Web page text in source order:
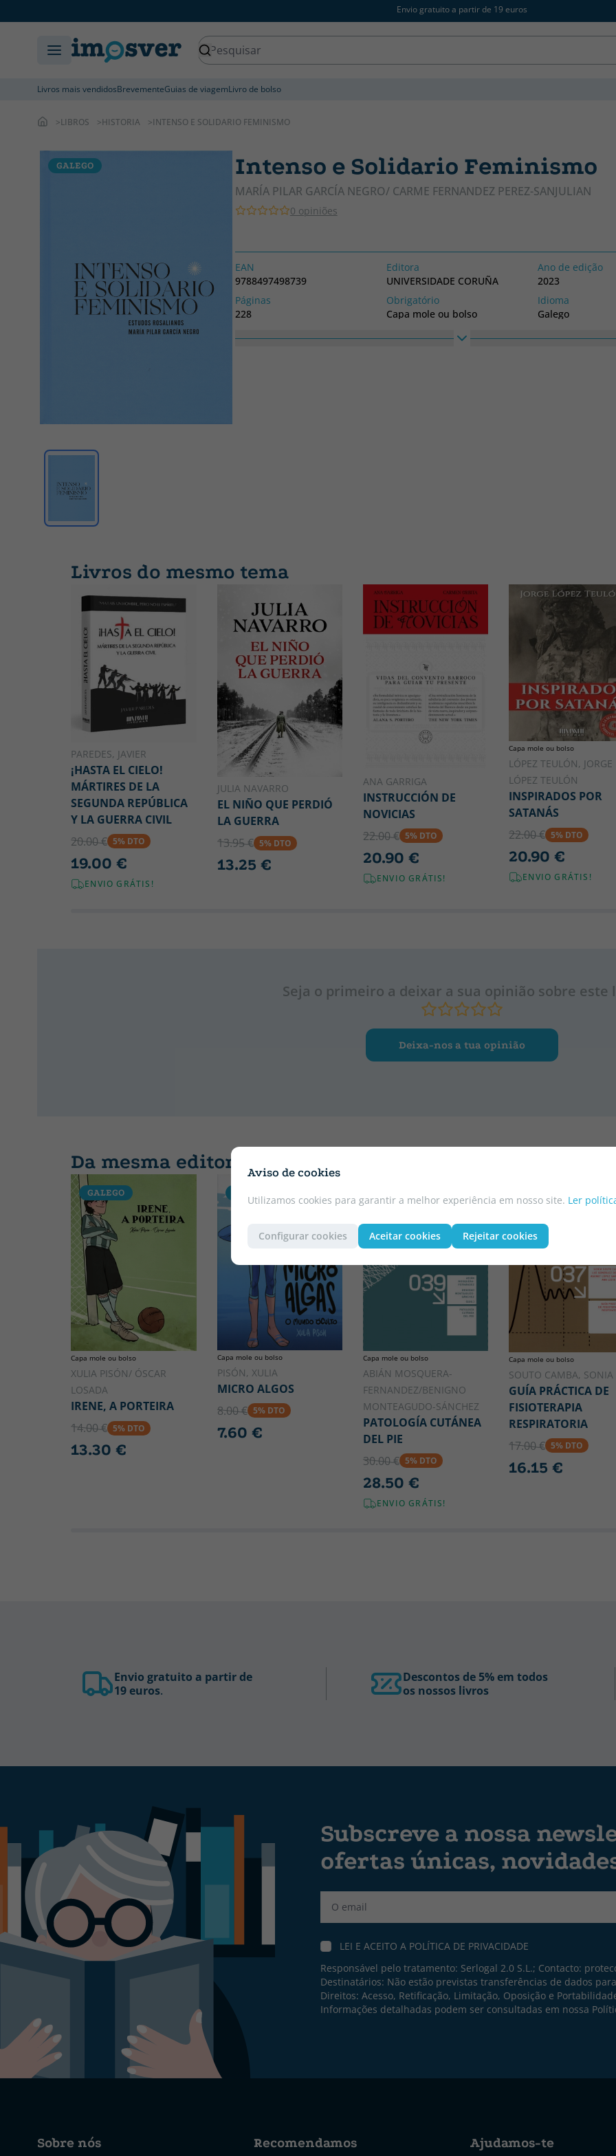
Envio gratuito a partir de 19 euros
Livros mais vendidosBrevementeGuias de viagemLivro de bolso
Aviso de cookies
Utilizamos cookies para garantir a melhor experiência em nosso site. Ler
Configurar cookies Aceitar cookies Rejeitar cookies
LIBROS HISTORIA INTENSO E SOLIDARIO FEMINISMO
GALEGO Intenso e Solidario Feminismo
MARÍA PILAR GARCÍA NEGRO/ CARME FERNANDEZ PEREZ-SANJULIAN
0 opiniões
EAN
9788497498739
Editora
UNIVERSIDADE CORUÑA
Ano de edição
2023
Páginas
228
Obrigatório
Capa mole ou bolso
Idioma
Galego
Livros do mesmo tema
PAREDES, JAVIER
¡HASTA EL CIELO!
MÁRTIRES DE LA
SEGUNDA REPÚBLICA
Y LA GUERRA CIVIL
20.00 € 5% DTO
19.00 €
ENVIO GRÁTIS!
JULIA NAVARRO
EL NIÑO QUE PERDIÓ
LA GUERRA
13.95 € 5% DTO
13.25 €
ANA GARRIGA
INSTRUCCIÓN DE
NOVICIAS
22.00 € 5% DTO
20.90 €
ENVIO GRÁTIS!
Capa mole ou bolso
LÓPEZ TEULÓN, JORGE
LÓPEZ TEULÓN
INSPIRADOS POR
SATANÁS
22.00 € 5% DTO
20.90 €
ENVIO GRÁTIS!
Seja o primeiro a deixar a sua opinião sobre este
Deixa-nos a tua opinião
Da mesma editora
GALEGO
Capa mole ou bolso
XULIA PISÓN/ ÓSCAR
LOSADA
IRENE, A PORTEIRA
14.00 € 5% DTO
13.30 €
Capa mole ou bolso
PISÓN, XULIA
MICRO ALGOS
8.00 € 5% DTO
7.60 €
Capa mole ou bolso
ABIÁN MOSQUERA-
FERNANDEZ/BENIGNO
MONTEAGUDO-SÁNCHEZ
PATOLOGÍA CUTÁNEA
DEL PIE
30.00 € 5% DTO
28.50 €
ENVIO GRÁTIS!
Capa mole ou bolso
SOUTO CAMBA, SONIA
GUÍA PRÁCTICA DE
FISIOTERAPIA
RESPIRATORIA
17.00 € 5% DTO
16.15 €
Envio gratuito a partir de
19 euros.
Descontos de 5% em todos
os nossos livros
Subscreve a nossa
ofertas únicas,
LEI E ACEITO A POLÍTICA DE PRIVACIDADE
Responsável pelo tratamento: Serlogal 2.0 S.L.; Contacto:
Destinatários: Não estão previstas transferências de dados
Direitos: Acesso, Retificação, Limitação, Oposição e
Informações detalhadas podem ser consultadas em nossa
Sobre nós Recomendamos Ajudamos-te